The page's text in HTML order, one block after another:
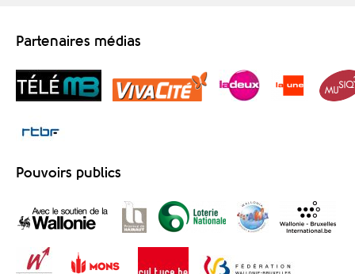
Partenaires médias
Pouvoirs publics